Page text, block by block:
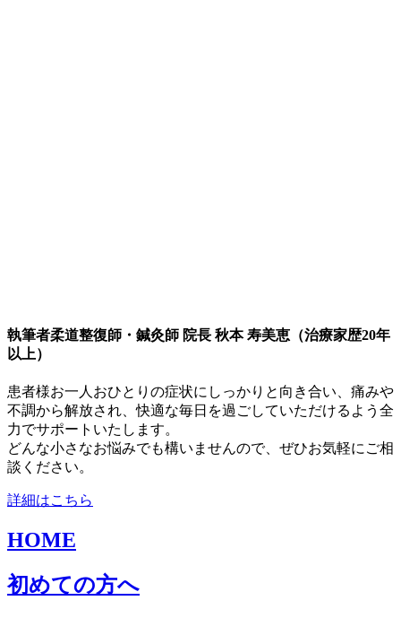
執筆者柔道整復師・鍼灸師 院長 秋本 寿美恵（治療家歴20年
以上）
患者様お一人おひとりの症状にしっかりと向き合い、痛みや
不調から解放され、快適な毎日を過ごしていただけるよう全
力でサポートいたします。
どんな小さなお悩みでも構いませんので、ぜひお気軽にご相
談ください。
詳細はこちら
HOME
初めての方へ